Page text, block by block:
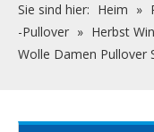
Sie sind hier: Heim »
-Pullover » Herbst
Wolle Damen Pullover